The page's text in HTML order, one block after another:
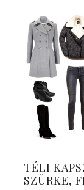
TÉLI
SZÜRKE,